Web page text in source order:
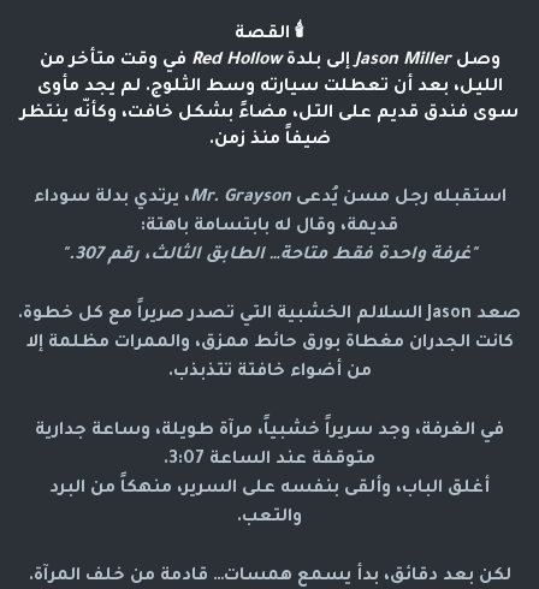
🕯️ القصة
وصلJason Millerإلى بلدةRed Hollow في وقت متأخر من
الليل، بعد أن تعطلت سيارته وسط الثلوج. لم يجد مأوى
سوى فندق قديم على التل، مضاءً بشكل خافت، وكأنّه ينتظر
ضيفاً منذ زمن.
استقبله رجل مسن يُدعىMr. Grayson، يرتدي بدلة سوداء
قديمة، وقال له بابتسامة باهتة:
"غرفة واحدة فقط متاحة… الطابق الثالث، رقم 307."
صعد Jason السلالم الخشبية التي تصدر صريراً مع كل خطوة.
كانت الجدران مغطاة بورق حائط ممزق، والممرات مظلمة إلا
من أضواء خافتة تتذبذب.
في الغرفة، وجد سريراً خشبياً، مرآة طويلة، وساعة جدارية
متوقفة عند الساعة 3:07.
أغلق الباب، وألقى بنفسه على السرير، منهكاً من البرد
والتعب.
لكن بعد دقائق، بدأ يسمع همسات… قادمة من خلف المرآة.